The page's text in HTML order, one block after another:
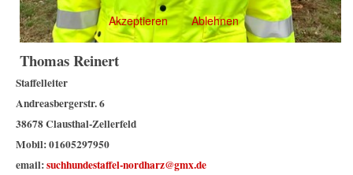
Thomas Reinert
Staffelleiter
Andreasbergerstr. 6
38678 Clausthal-Zellerfeld
Mobil: 01605297950
email:suchhundestaffel-nordharz@gmx.de
Akzeptieren
Ablehnen